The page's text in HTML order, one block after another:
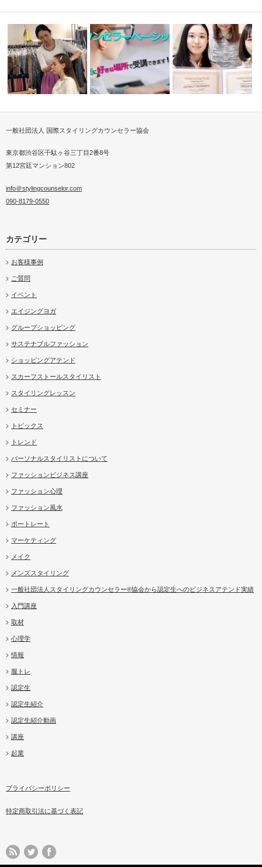
顔分析メイクレッスン実践ーソナルス…
一般社団法人 国際スタイリングカウンセラー協会
東京都渋谷区千駄ヶ谷三丁目2番8号
第12宮廷マンション802
info＠stylingcounselor.com
090-8179-0550
カテゴリー
お客様事例
ご質問
イベント
エイジングヨガ
グループショッピング
サステナブルファッション
ショッピングアテンド
スカーフストールスタイリスト
スタイリングレッスン
セミナー
トピックス
トレンド
パーソナルスタイリストについて
ファッションビジネス講座
ファッション心理
ファッション風水
ポートレート
マーケティング
メイク
メンズスタイリング
一般社団法人スタイリングカウンセラー®協会から認定生へのビジネスアテンド実績
入門講座
取材
心理学
情報
服トレ
認定生
認定生紹介
認定生紹介動画
講座
起業
プライバシーポリシー
特定商取引法に基づく表記